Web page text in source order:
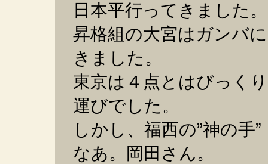
日本平行ってきました
昇格組の大宮はガンバ
きました。
東京は４点とはびっく
運びでした。
しかし、福西の”神の手
なあ。岡田さん。